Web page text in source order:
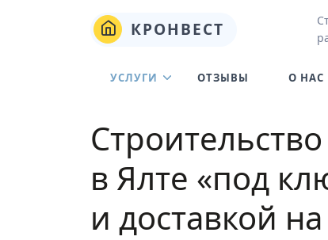
КРОНВЕСТ
УСЛУГИ ОТЗЫВЫ О НАС
в Ялте «под
и доставкой